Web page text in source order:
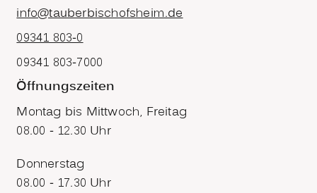
info@tauberbischofsheim.de
09341 803-0
09341 803-7000
Öffnungszeiten
Montag bis Mittwoch, Freitag
08.00 - 12.30 Uhr
Donnerstag
08.00 - 17.30 Uhr